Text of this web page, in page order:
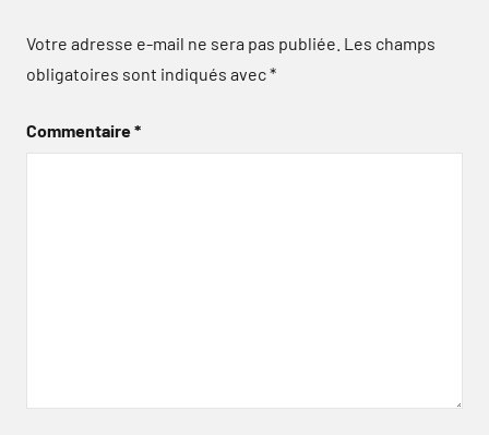
Votre adresse e-mail ne sera pas publiée. Les champs
obligatoires sont indiqués avec*
Commentaire*